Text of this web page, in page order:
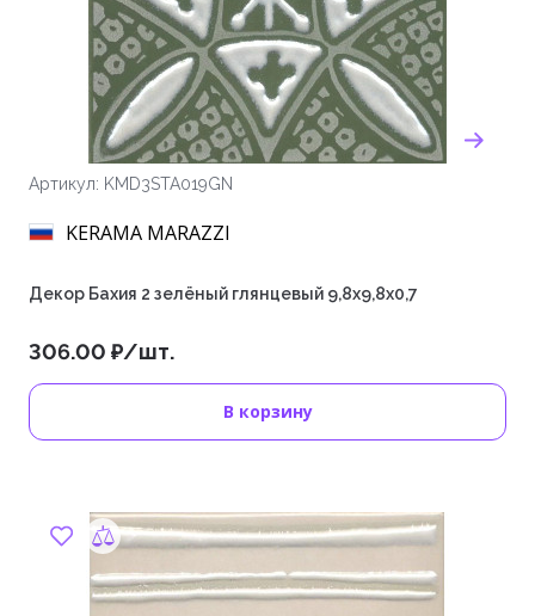
Артикул: KMD3STA019GN
KERAMA MARAZZI
Декор Бахия 2 зелёный глянцевый 9,8x9,8x0,7
306.00 ₽/шт.
В корзину